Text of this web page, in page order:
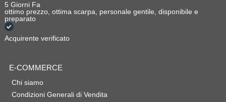
5 Giorni Fa
ottimo prezzo, ottima scarpa, personale gentile, disponibile e
preparato
Acquirente verificato
E-COMMERCE
Chi siamo
Condizioni Generali di Vendita